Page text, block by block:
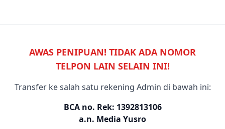
AWAS PENIPUAN! TIDAK ADA NOMOR
TELPON LAIN SELAIN INI!
Transfer ke salah satu rekening Admin di bawah ini:
BCA no. Rek: 1392813106
a.n. Media Yusro